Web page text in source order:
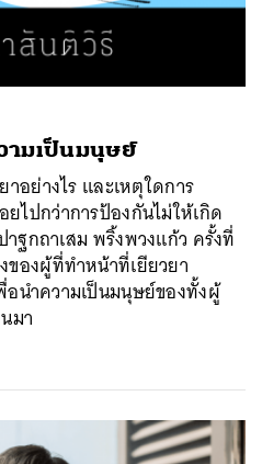
ามเป็นมนุษย์
อย่างไร และเหตุใดการ
ไปกว่าการป้องกันไม่ให้เกิด
าฐกถาเสม พริ้งพวงแก้ว ครั้งที่
องผู้ที่ทำหน้าที่เยียวยา
นำความเป็นมนุษย์ของทั้งผู้
มา